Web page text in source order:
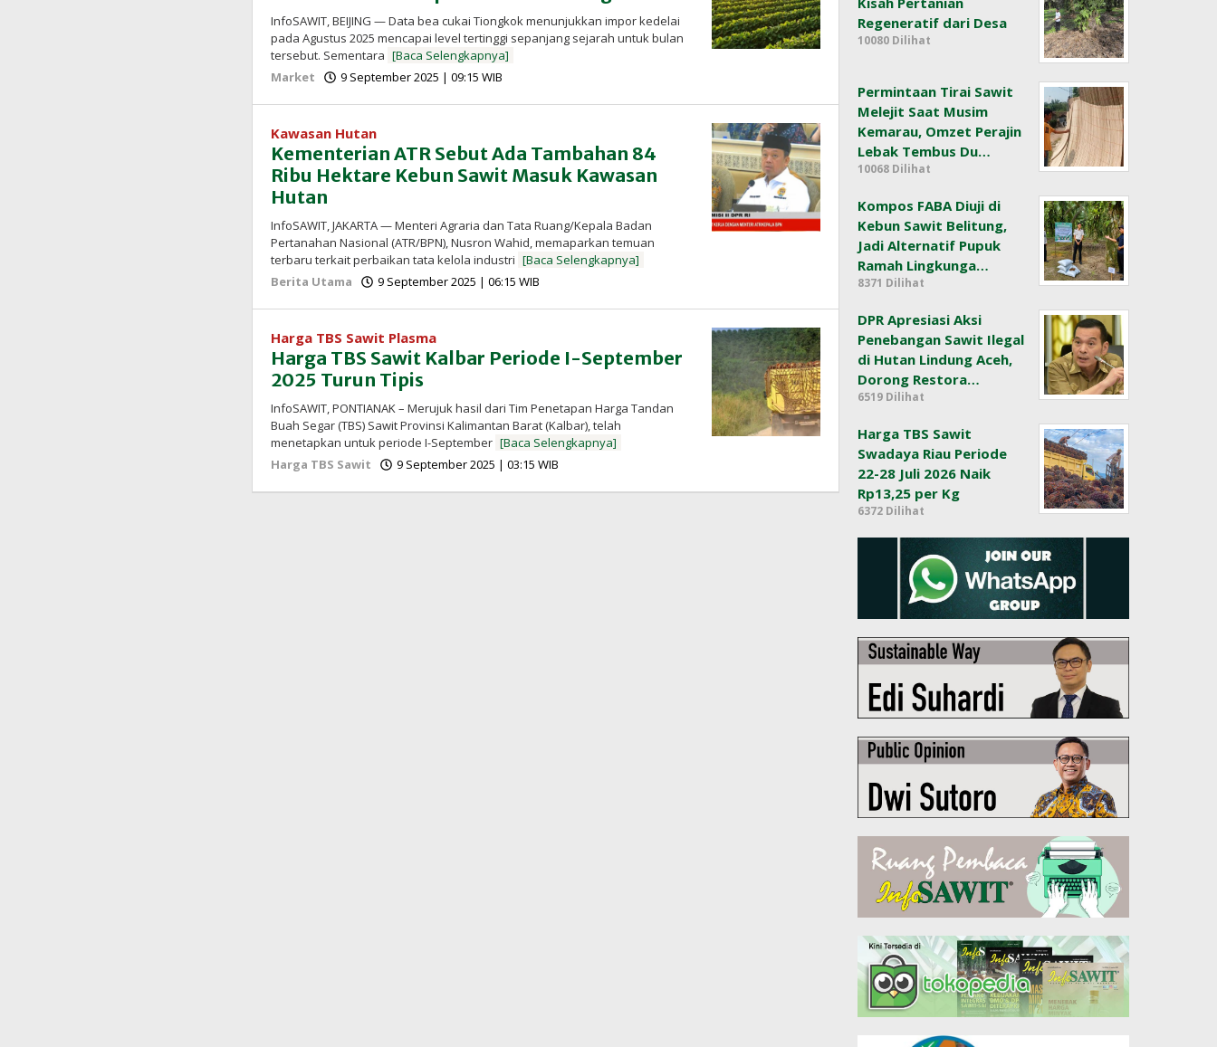
InfoSAWIT, BEIJING — Data bea cukai Tiongkok menunjukkan impor kedelai
pada Agustus 2025 mencapai level tertinggi sepanjang sejarah untuk bulan
tersebut. Sementara [Baca Selengkapnya]
Market
9 September 2025 | 09:15 WIB
InfoSAWIT
Kawasan Hutan
Kementerian ATR Sebut Ada Tambahan 84
Ribu Hektare Kebun Sawit Masuk Kawasan
Hutan
InfoSAWIT, JAKARTA — Menteri Agraria dan Tata Ruang/Kepala Badan
Pertanahan Nasional (ATR/BPN), Nusron Wahid, memaparkan temuan
terbaru terkait perbaikan tata kelola industri [Baca Selengkapnya]
Berita Utama
9 September 2025 | 06:15 WIB
InfoSAWIT
Harga TBS Sawit Plasma
Harga TBS Sawit Kalbar Periode I-September
2025 Turun Tipis
InfoSAWIT, PONTIANAK – Merujuk hasil dari Tim Penetapan Harga Tandan
Buah Segar (TBS) Sawit Provinsi Kalimantan Barat (Kalbar), telah
menetapkan untuk periode I-September [Baca Selengkapnya]
Harga TBS Sawit
9 September 2025 | 03:15 WIB
InfoSAWIT
Regeneratif dari Desa
10080 Dilihat
Permintaan Tirai Sawit
Melejit Saat Musim
Kemarau, Omzet Perajin
Lebak Tembus Du…
10068 Dilihat
Kompos FABA Diuji di
Kebun Sawit Belitung,
Jadi Alternatif Pupuk
Ramah Lingkunga…
8371 Dilihat
DPR Apresiasi Aksi
Penebangan Sawit Ilegal
di Hutan Lindung Aceh,
Dorong Restora…
6519 Dilihat
Harga TBS Sawit
Swadaya Riau Periode
22-28 Juli 2026 Naik
Rp13,25 per Kg
6372 Dilihat